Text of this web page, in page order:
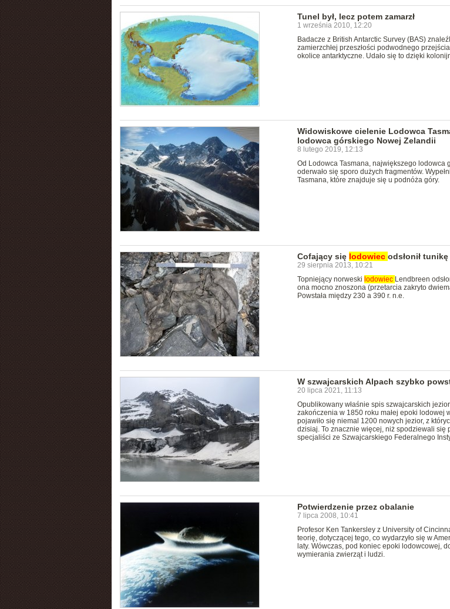
Tunel był, lecz potem zamarzł
1 września 2010, 12:20
Badacze z British Antarctic Survey (BAS)
zamierzchłej przeszłości podwodnego
okolice antarktyczne. Udało się to dzięki
Widowiskowe cielenie Lodowca
lodowca górskiego Nowej Zelandii
8 lutego 2019, 12:13
Od Lodowca Tasmana, największego lodowca
oderwało się sporo dużych fragmentów.
Tasmana, które znajduje się u podnóża góry.
Cofający się lodowiec odsłonił
29 sierpnia 2013, 10:21
Topniejący norweski lodowiec Lendbreen
ona mocno znoszona (przetarcia zakryto
Powstała między 230 a 390 r. n.e.
W szwajcarskich Alpach szybko
20 lipca 2021, 11:13
Opublikowany właśnie spis szwajcarskich
zakończenia w 1850 roku małej epoki lodowej
pojawiło się niemal 1200 nowych jezior, z
dzisiaj. To znacznie więcej, niż spodziewali się
specjaliści ze Szwajcarskiego Federalnego
Potwierdzenie przez obalanie
7 lipca 2008, 10:41
Profesor Ken Tankersley z University of
teorię, dotyczącej tego, co wydarzyło się w
laty. Wówczas, pod koniec epoki lodowcowej,
wymierania zwierząt i ludzi.